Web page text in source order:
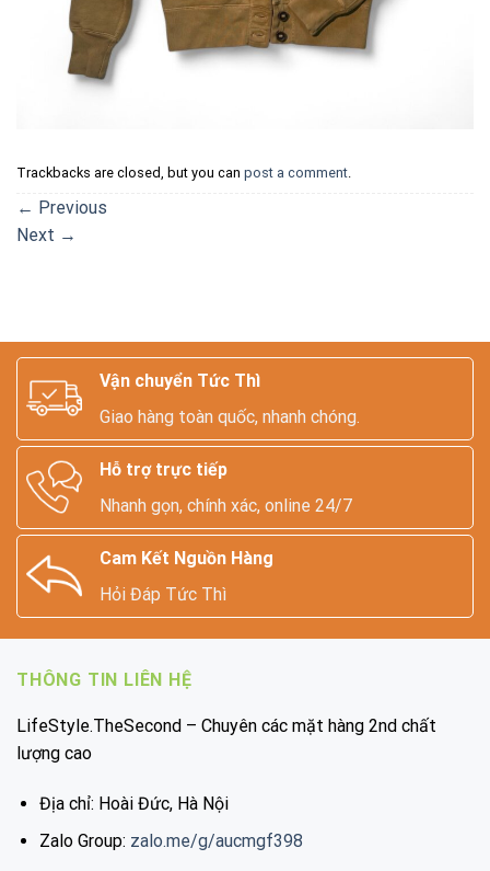
Trackbacks are closed, but you can post a comment.
← Previous
Next →
Vận chuyển Tức Thì
Giao hàng toàn quốc, nhanh chóng.
Hỗ trợ trực tiếp
Nhanh gọn, chính xác, online 24/7
Cam Kết Nguồn Hàng
Hỏi Đáp Tức Thì
THÔNG TIN LIÊN HỆ
LifeStyle.TheSecond – Chuyên các mặt hàng 2nd chất
lượng cao
Địa chỉ: Hoài Đức, Hà Nội
Zalo Group: zalo.me/g/aucmgf398